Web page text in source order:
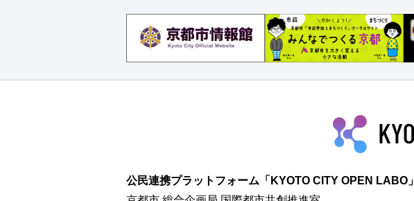
公民連携プラットフォーム「KYOTO CITY OPEN LABO」